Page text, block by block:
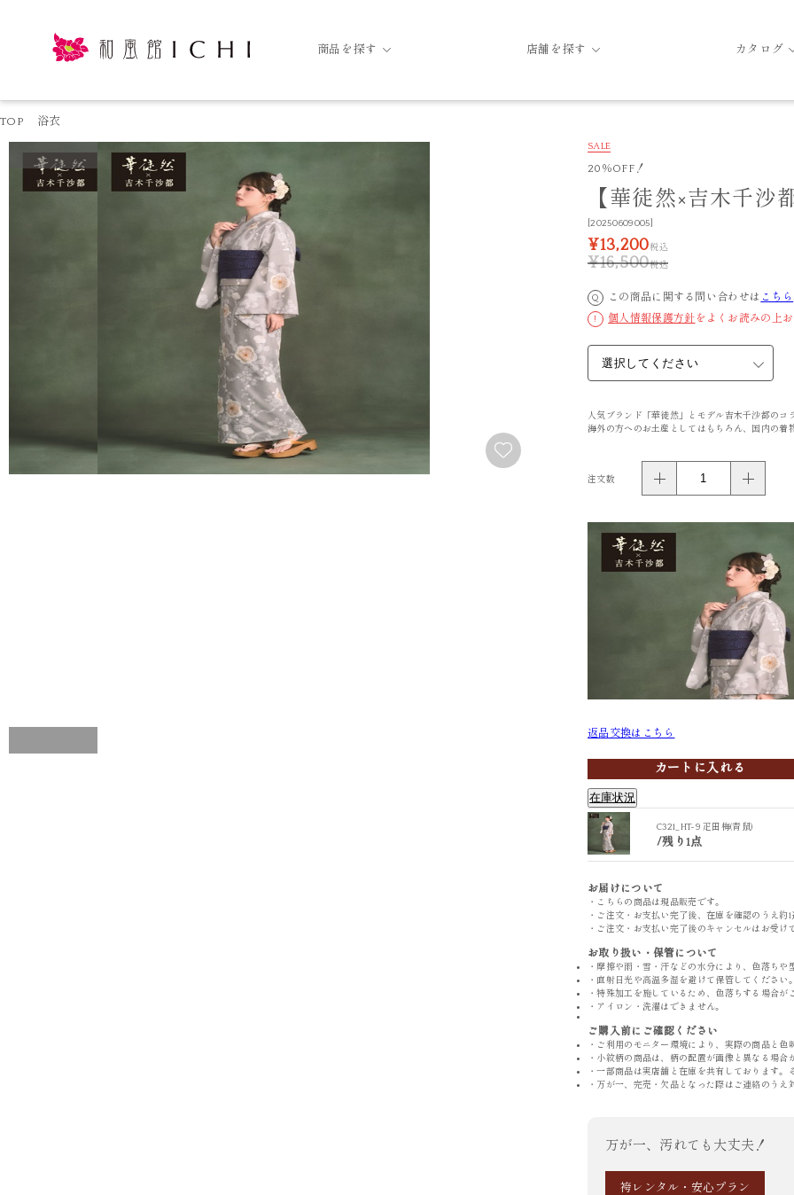
商品を探す
振袖レンタル
HAKAMA
RENTAL
袴レンタル
FURISODE
振袖
YUKATA
店舗を探す カタログ
TOP 浴衣
SALE
20％OFF！
【華徒然×吉木千沙
[20250609005]
¥13,200税込
¥16,500税込
Q この商品に関する問い合わせは こちら
! 個人情報保護方針をよくお読みの上
人気ブランド「華徒然」とモデル吉木千沙都のコ
海外の方へのお土産としてはもちろん、国内の着
注文数
返品交換はこちら
カートに入れる
在庫状況
C321_HT-9 疋田梅(青鼠)
/残り1点
お届けについて
・こちらの商品は現品販売です。
・ご注文・お支払い完了後、在庫を確認のうえ約
・ご注文・お支払い完了後のキャンセルはお受け
お取り扱い・保管について
・摩擦や雨・雪・汗などの水分により、色落ちや
・直射日光や高温多湿を避けて保管してください。
・特殊加工を施しているため、色落ちする場合が
・アイロン・洗濯はできません。
ご購入前にご確認ください
・ご利用のモニター環境により、実際の商品と色
・小紋柄の商品は、柄の配置が画像と異なる場合
・一部商品は実店舗と在庫を共有しております
・万が一、完売・欠品となった際はご連絡のうえ
万が一、汚れても大丈夫！
袴レンタル・安心プラン